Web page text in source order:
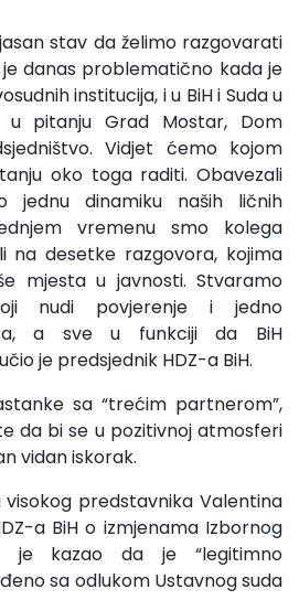
stav da želimo razgovarati
danas problematično kada je
institucija, i u BiH i Suda u
u pitanju Grad Mostar, Dom
Vidjet ćemo kojom
oko toga raditi. Obavezali
dinamiku naših ličnih
vremenu smo kolega
na desetke razgovora, kojima
mjesta u javnosti. Stvaramo
nudi povjerenje i jedno
a sve u funkciji da BiH
je predsjednik HDZ-a BiH.
sa “trećim partnerom”,
da bi se u pozitivnoj atmosferi
vidan iskorak.
predstavnika Valentina
a BiH o izmjenama Izbornog
je kazao da je “legitimno
sa odlukom Ustavnog suda